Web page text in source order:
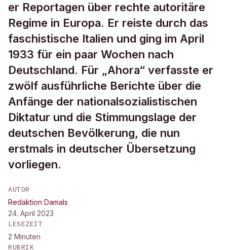
er Reportagen über rechte autoritäre
Regime in Europa. Er reiste durch das
faschistische Italien und ging im April
1933 für ein paar Wochen nach
Deutschland. Für „Ahora“ verfasste er
zwölf ausführliche Berichte über die
Anfänge der nationalsozialistischen
Diktatur und die Stimmungslage der
deutschen Bevölkerung, die nun
erstmals in deutscher Übersetzung
vorliegen.
AUTOR
Redaktion Damals
24. April 2023
LESEZEIT
2 Minuten
RUBRIK